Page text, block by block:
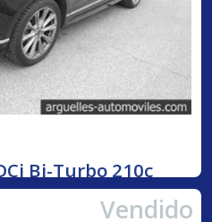
Bi-Turbo 210c
Vendido